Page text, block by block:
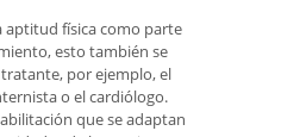
aptitud física como parte
esto también se
por ejemplo, el
o el cardiólogo.
que se adaptan